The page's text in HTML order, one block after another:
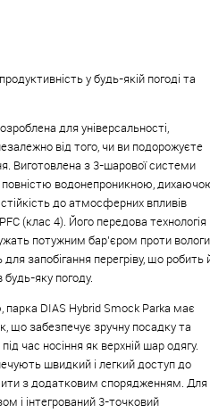
у будь-якій погоді та
для універсальності,
від того, чи ви подорожуєте
Виготовлена з 3-шарової системи
водонепроникною,
до атмосферних впливів
(клас 4). Його передова технологія
потужним бар’єром проти вологи,
запобігання перегріву, що робить
яку погоду.
DIAS Hybrid Smock Parka має
що забезпечує зручну посадку та
час носіння як верхній шар одягу.
швидкий і легкий доступ до
з додатковим спорядженням. Для
і інтегрований 3-точковий